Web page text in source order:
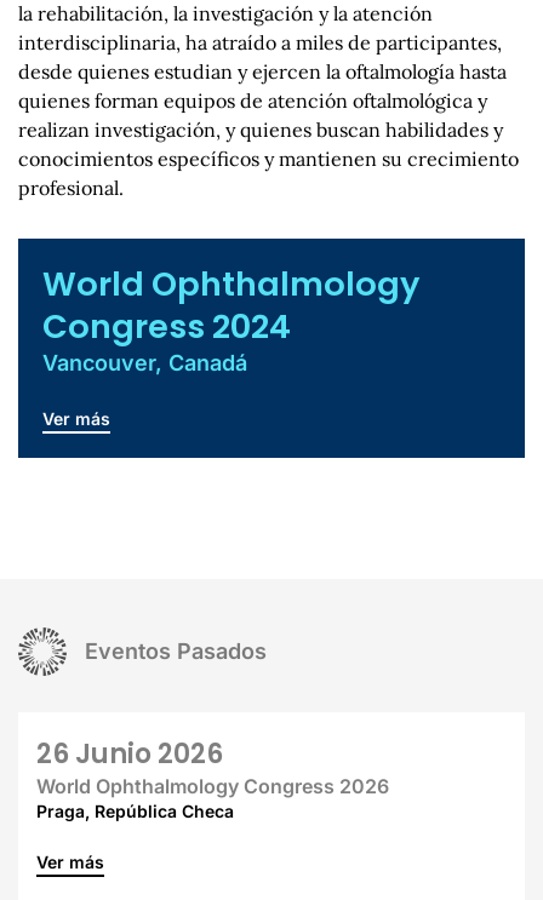
la rehabilitación, la investigación y la atención
interdisciplinaria, ha atraído a miles de participantes,
desde quienes estudian y ejercen la oftalmología hasta
quienes forman equipos de atención oftalmológica y
realizan investigación, y quienes buscan habilidades y
conocimientos específicos y mantienen su crecimiento
profesional.
World Ophthalmology
Congress 2024
Vancouver, Canadá
Ver más
Eventos Pasados
26 Junio 2026
World Ophthalmology Congress 2026
Praga, República Checa
Ver más